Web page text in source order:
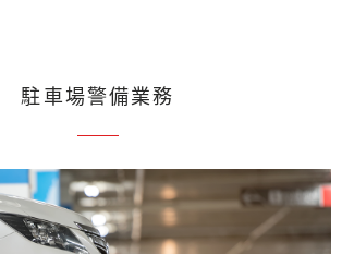
駐車場警備業務